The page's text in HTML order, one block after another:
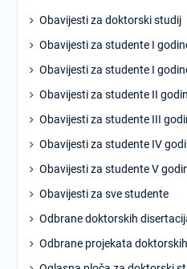
Obavijesti za doktorski studij
Obavijesti za studente I
Obavijesti za studente I
Obavijesti za studente II
Obavijesti za studente III
Obavijesti za studente IV
Obavijesti za studente V
Obavijesti za sve studente
Odbrane doktorskih
Odbrane projekata